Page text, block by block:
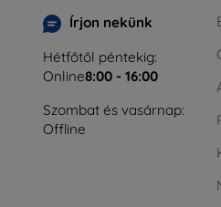
Írjon nekünk
Hétfőtől péntekig:
Online8:00 - 16:00
Szombat és vasárnap:
Offline